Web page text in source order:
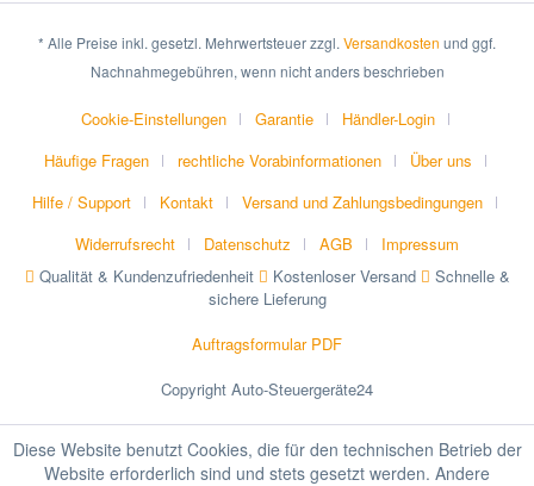
* Alle Preise inkl. gesetzl. Mehrwertsteuer zzgl. Versandkosten und ggf.
Nachnahmegebühren, wenn nicht anders beschrieben
Cookie-Einstellungen Garantie
Händler-Login
Häufige Fragen
rechtliche Vorabinformationen
Über uns
Hilfe / Support
Kontakt
Versand und Zahlungsbedingungen
Widerrufsrecht
Datenschutz AGB
Impressum
Qualität & Kundenzufriedenheit
Kostenloser Versand
Schnelle &
sichere Lieferung
Auftragsformular PDF
Copyright Auto-Steuergeräte24
Diese Website benutzt Cookies, die für den technischen Betrieb der
Website erforderlich sind und stets gesetzt werden. Andere